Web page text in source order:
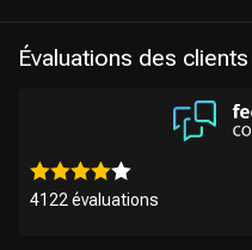
Évaluations des clients
4122 évaluations